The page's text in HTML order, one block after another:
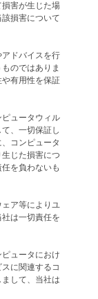
害が生じた場
損害について
ドバイスを行
のではありま
有用性を保証
ュータウィル
、一切保証し
コンピュータ
じた損害につ
を負わないも
ア等によりユ
は一切責任を
ュータにおけ
に関連するコ
して、当社は